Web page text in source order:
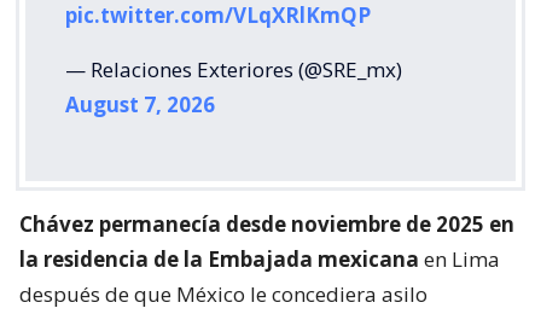
pic.twitter.com/VLqXRlKmQP
— Relaciones Exteriores (@SRE_mx)
August 7, 2026
Chávez permanecía desde noviembre de 2025 en
la residencia de la Embajada mexicana en Lima
después de que México le concediera asilo